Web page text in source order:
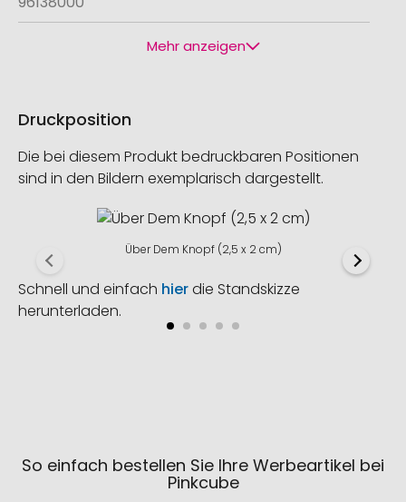
Mehr anzeigen
Druckposition
Die bei diesem Produkt bedruckbaren Positionen
sind in den Bildern exemplarisch dargestellt.
Über Dem Knopf (2,5 x 2 cm)
Schnell und einfach hierdie Standskizze
herunterladen.
So einfach bestellen Sie Ihre Werbeartikel bei
Pinkcube